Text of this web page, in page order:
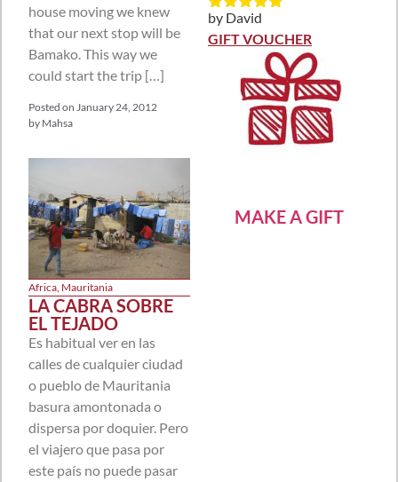
house moving we knew
that our next stop will be
Bamako. This way we
could start the trip […]
Posted on January 24, 2012
by Mahsa
Africa, Mauritania
LA CABRA SOBRE
EL TEJADO
Es habitual ver en las
calles de cualquier ciudad
o pueblo de Mauritania
basura amontonada o
dispersa por doquier. Pero
el viajero que pasa por
este país no puede pasar
Rated5out
of 5
by David
GIFT VOUCHER
MAKE A GIFT